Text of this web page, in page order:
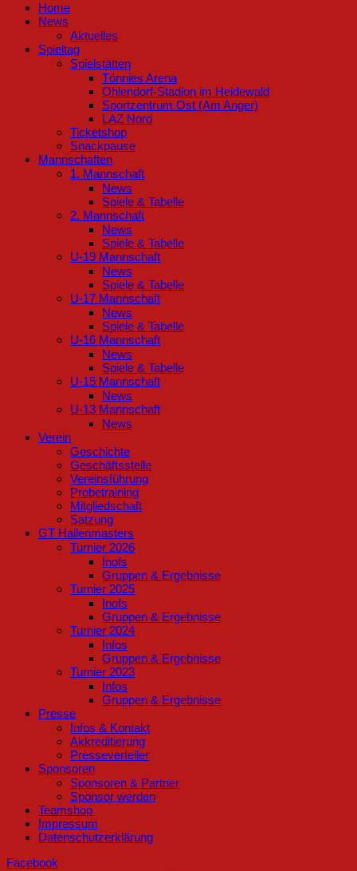
Home
News
Aktuelles
Spieltag
Spielstätten
Tönnies Arena
Ohlendorf-Stadion im Heidewald
Sportzentrum Ost (Am Anger)
LAZ Nord
Ticketshop
Snackpause
Mannschaften
1. Mannschaft
News
Spiele & Tabelle
2. Mannschaft
News
Spiele & Tabelle
U-19 Mannschaft
News
Spiele & Tabelle
U-17 Mannschaft
News
Spiele & Tabelle
U-16 Mannschaft
News
Spiele & Tabelle
U-15 Mannschaft
News
U-13 Mannschaft
News
Verein
Geschichte
Geschäftsstelle
Vereinsführung
Probetraining
Mitgliedschaft
Satzung
GT Hallenmasters
Turnier 2026
Inofs
Gruppen & Ergebnisse
Turnier 2025
Inofs
Gruppen & Ergebnisse
Turnier 2024
Infos
Gruppen & Ergebnisse
Turnier 2023
Infos
Gruppen & Ergebnisse
Presse
Infos & Kontakt
Akkreditierung
Presseverteiler
Sponsoren
Sponsoren & Partner
Sponsor werden
Teamshop
Impressum
Datenschutzerklärung
Facebook